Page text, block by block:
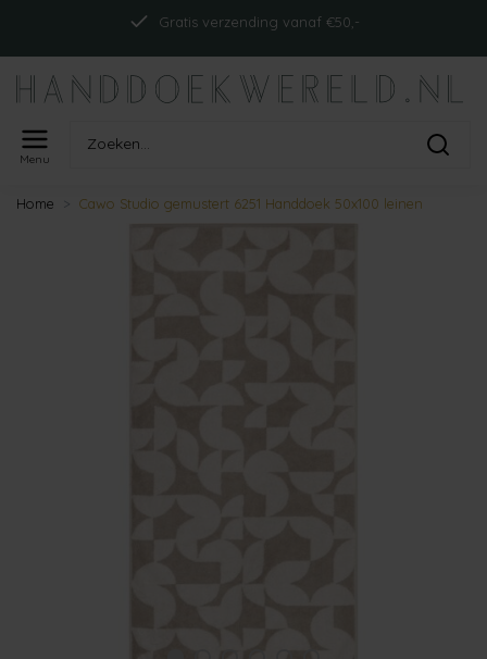
Gratis verzending vanaf €50,-
Menu
Home Cawo Studio gemustert 6251 Handdoek 50x100 leinen